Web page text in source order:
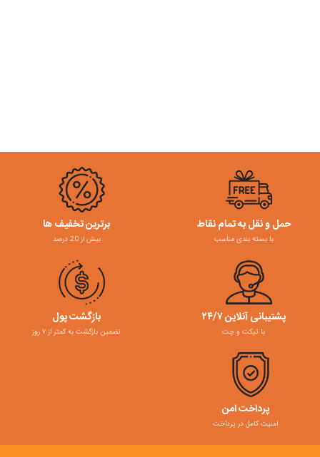
حمل و نقل به تمام نقاط
با بسته بندی مناسب
برترین تخفیف ها
بیش از 20 درصد
پشتیبانی آنلاین ۲۴/۷
با تیکت و چت
بازگشت پول
تضمین بازگشت به کمتر از ۷ روز
پرداخت امن
امنیت کامل در پرداخت